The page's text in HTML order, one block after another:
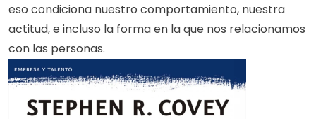
eso condiciona nuestro comportamiento, nuestra
actitud, e incluso la forma en la que nos relacionamos
con las personas.